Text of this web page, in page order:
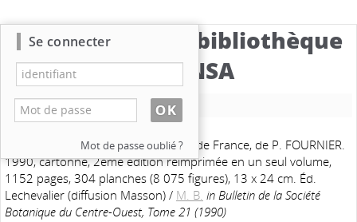
Catalogue de la bibliothèque
du CBNSA
Nouvelle recherche
Notes de lecture. Les quatre Flores de France, de P. FOURNIER.
1990, cartonné, 2ème édition réimprimée en un seul volume,
1152 pages, 304 planches (8 075 figures), 13 x 24 cm. Éd.
Lechevalier (diffusion Masson)/ M. B. in Bulletin de la Société
Botanique du Centre-Ouest, Tome 21 (1990)
Se connecter
Mot de passe oublié ?